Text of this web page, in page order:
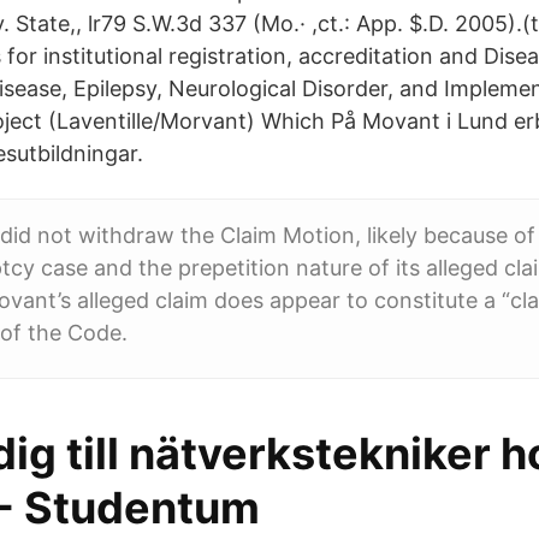
State,, lr79 S.W.3d 337 (Mo.· ,ct.: App. $.D.
institutional registration, accreditation and
Epilepsy, Neurological Disorder, and
(Laventille/Morvant) Which På Movant i Lund
not withdraw the Claim Motion, likely because
case and the prepetition nature of its alleged
alleged claim does appear to constitute a
the Code.
till nätverkstekniker
Studentum